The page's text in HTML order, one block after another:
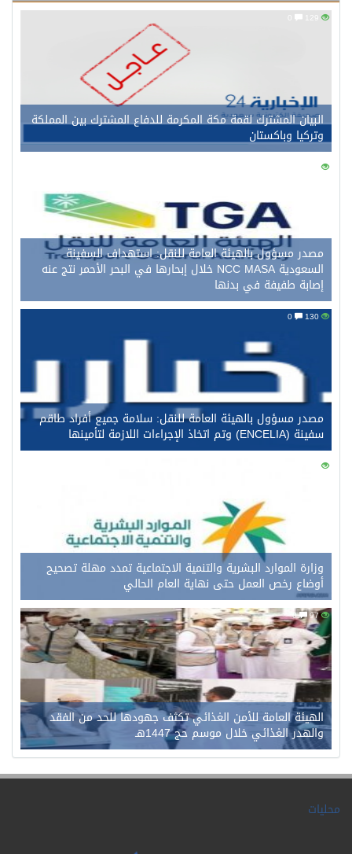
البيان المشترك لقمة مكة المكرمة للدفاع المشترك بين المملكة
وتركيا وباكستان
141
مصدر مسؤول بالهيئة العامة للنقل: استهداف السفينة
السعودية NCC MASA خلال إبحارها في البحر الأحمر نتج عنه
إصابة طفيفة في بدنها
مصدر مسؤول بالهيئة العامة للنقل: سلامة جميع أفراد طاقم
سفينة (ENCELIA) وتم اتخاذ الإجراءات اللازمة لتأمينها
115
وزارة الموارد البشرية والتنمية الاجتماعية تمدد مهلة تصحيح
أوضاع رخص العمل حتى نهاية العام الحالي
97
0
الهيئة العامة للأمن الغذائي تكثف جهودها للحد من الفقد
والهدر الغذائي خلال موسم حج 1447هـ
محليات